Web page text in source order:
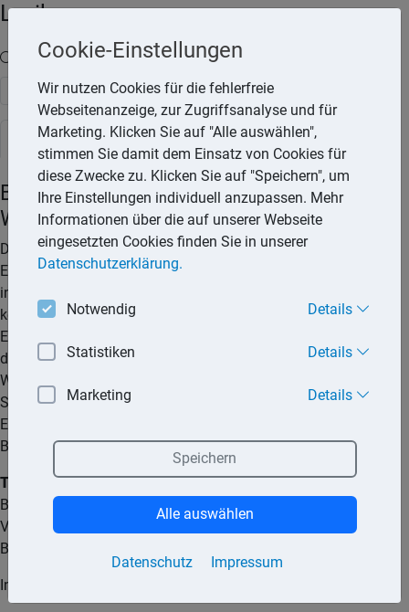
Lexika
Volltext-Suche in den Lexika
Suchen
Rechtslexikon
Beschlusssammlung beim
Wohnungseigentum
Der Verwalter von Wohnungseigentum muss die auf einer
Eigentümerversammlung gefassten Beschlüsse unverzüglich
in die sogenannte Beschlusssammlung eintragen. Gibt es
keinen Verwalter, ist der Vorsitzende der
Eigentümerversammlung verantwortlich. Die Sammlung dient
der Information und der besseren Übersicht über die in einer
Wohnungseigentümergemeinschaft gefassten Beschlüsse.
So können sich die Eigentümer und Käufer einer
Eigentumswohnung schnell einen Überblick über die
Beschlusslage in der Eigentümergemeinschaft machen.
Tipp:
Jeder Wohnungseigentümer hat das Recht, die
Beschlusssammlung einzusehen. Durch eine entsprechende
Vollmacht kann dieses Recht auch auf anderen Personen (z.
B. Kaufinteressenten) übertragen werden.
In die Beschlusssammlung müssen eingetragen werden
Cookie-Einstellungen
Wir nutzen Cookies für die fehlerfreie
Webseitenanzeige, zur Zugriffsanalyse und für
Marketing. Klicken Sie auf "Alle auswählen",
stimmen Sie damit dem Einsatz von Cookies für
diese Zwecke zu. Klicken Sie auf "Speichern", um
Ihre Einstellungen individuell anzupassen. Mehr
Informationen über die auf unserer Webseite
eingesetzten Cookies finden Sie in unserer
Datenschutzerklärung.
Notwendig Details
Statistiken Details
Marketing Details
Datenschutz Impressum
Speichern
Alle auswählen